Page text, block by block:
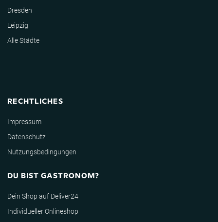
Dresden
Leipzig
Alle Städte
RECHTLICHES
Impressum
Datenschutz
Nutzungsbedingungen
DU BIST GASTRONOM?
Dein Shop auf Deliver24
Individueller Onlineshop